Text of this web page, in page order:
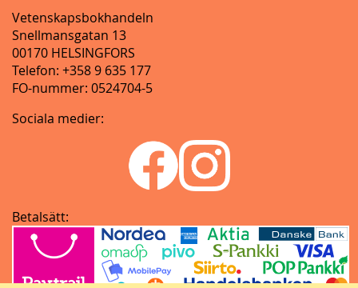
Vetenskapsbokhandeln
Snellmansgatan 13
00170 HELSINGFORS
Telefon: +358 9 635 177
FO-nummer: 0524704-5
Sociala medier:
Betalsätt: